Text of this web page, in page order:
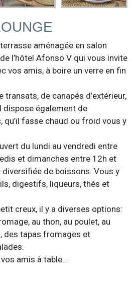
aménagée en salon
de l’hôtel Afonso V qui vous invite
vos amis, à boire un verre en fin
transats, de canapés d’extérieur,
dispose également de
fasse chaud ou froid vous y
du lundi au vendredi entre
et dimanches entre 12h et
de boissons. Vous y
digestifs, liqueurs, thés et
creux, il y a diverses options:
au thon, au poulet, au
des tapas fromages et
vos amis à table…